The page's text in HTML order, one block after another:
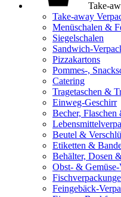
Take-
Take-away
Menüschalen &
Siegelschalen
Sandwich-
Pizzakartons
Pommes-,
Catering
Tragetaschen &
Einweg-Geschirr
Becher,
Beutel &
Etiketten &
Behälter, Dosen
Obst- &
Feingebäck-